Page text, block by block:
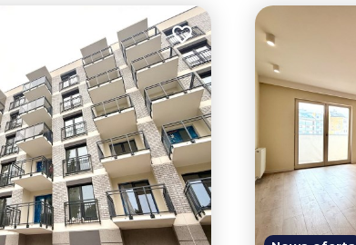
Dodaj do ulubionych